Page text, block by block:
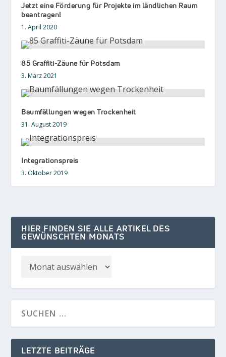
Jetzt eine Förderung für Projekte im ländlichen Raum
beantragen!
1. April 2020
85 Graffiti-Zäune für Potsdam
3. März 2021
Baumfällungen wegen Trockenheit
31. August 2019
Integrationspreis
3. Oktober 2019
HIER FINDEN SIE ALLE ARTIKEL DES
GEWÜNSCHTEN MONATS
LETZTE BEITRÄGE